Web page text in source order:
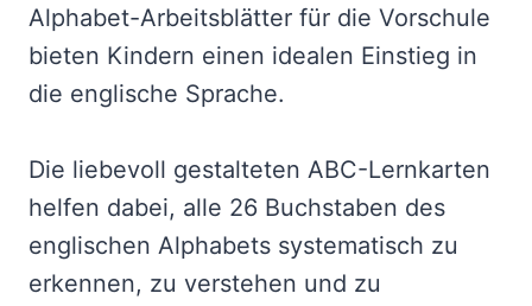
Alphabet-Arbeitsblätter für die Vorschule
bieten Kindern einen idealen Einstieg in
die englische Sprache.
Die liebevoll gestalteten ABC-Lernkarten
helfen dabei, alle 26 Buchstaben des
englischen Alphabets systematisch zu
erkennen, zu verstehen und zu